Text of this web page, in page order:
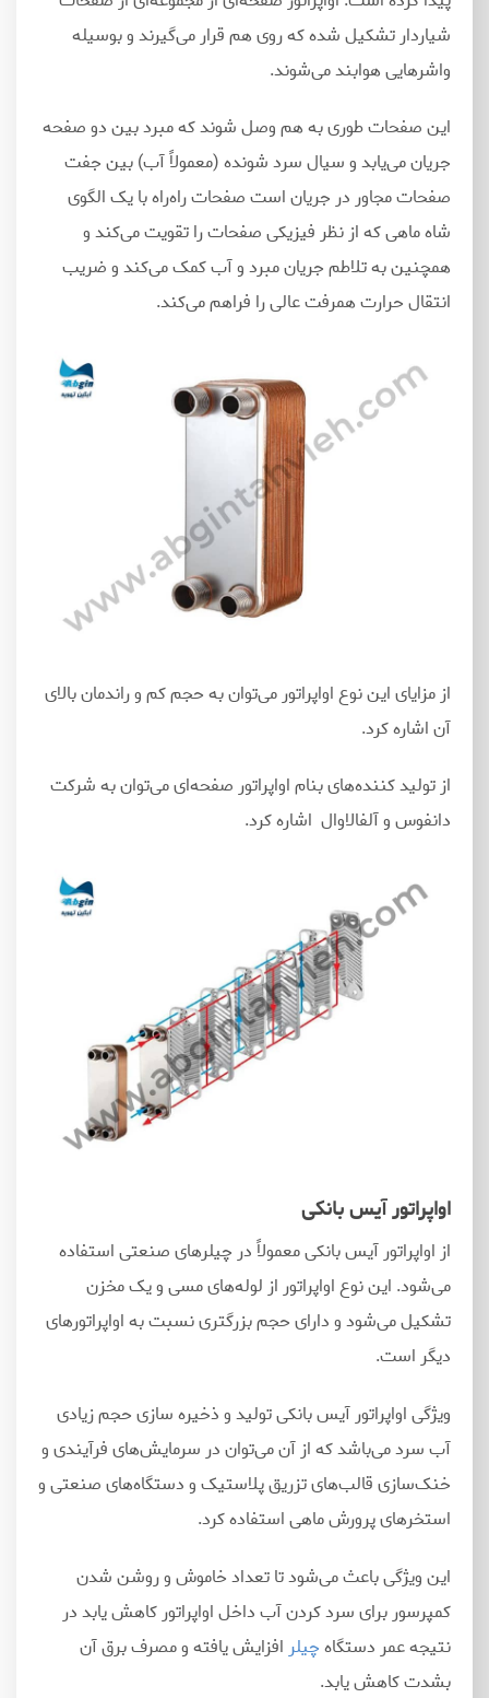
شیاردار تشکیل شده که روی هم قرار میگیرند و بوسیله
واشرهایی هوابند میشوند.
این صفحات طوری به هم وصل شوند که مبرد بین دو صفحه
جریان مییابد و سیال سرد شونده (معمولاً آب) بین جفت
صفحات مجاور در جریان است صفحات راه‌راه با یک الگوی
شاه ماهی که از نظر فیزیکی صفحات را تقویت میکند و
همچنین به تلاطم جریان مبرد و آب کمک میکند و ضریب
انتقال حرارت همرفت عالی را فراهم میکند.
از مزایای این نوع اواپراتور میتوان به حجم کم و راندمان بالای
آن اشاره کرد.
از تولید کنندههای بنام اواپراتور صفحهای میتوان به شرکت
دانفوس و آلفالاوال اشاره کرد.
اواپراتور آیس بانکی
از اواپراتور آیس بانکی معمولاً در چیلرهای صنعتی استفاده
میشود. این نوع اواپراتور از لولههای مسی و یک مخزن
تشکیل میشود و دارای حجم بزرگتری نسبت به اواپراتورهای
دیگر است.
ویژگی اواپراتور آیس بانکی تولید و ذخیره سازی حجم زیادی
آب سرد میباشد که از آن میتوان در سرمایشهای فرآیندی و
خنکسازی قالبهای تزریق پلاستیک و دستگاههای صنعتی و
استخرهای پرورش ماهی استفاده کرد.
این ویژگی باعث میشود تا تعداد خاموش و روشن شدن
کمپرسور برای سرد کردن آب داخل اواپراتور کاهش یابد در
نتیجه عمر دستگاهچیلر افزایش یافته و مصرف برق آن
بشدت کاهش یابد.